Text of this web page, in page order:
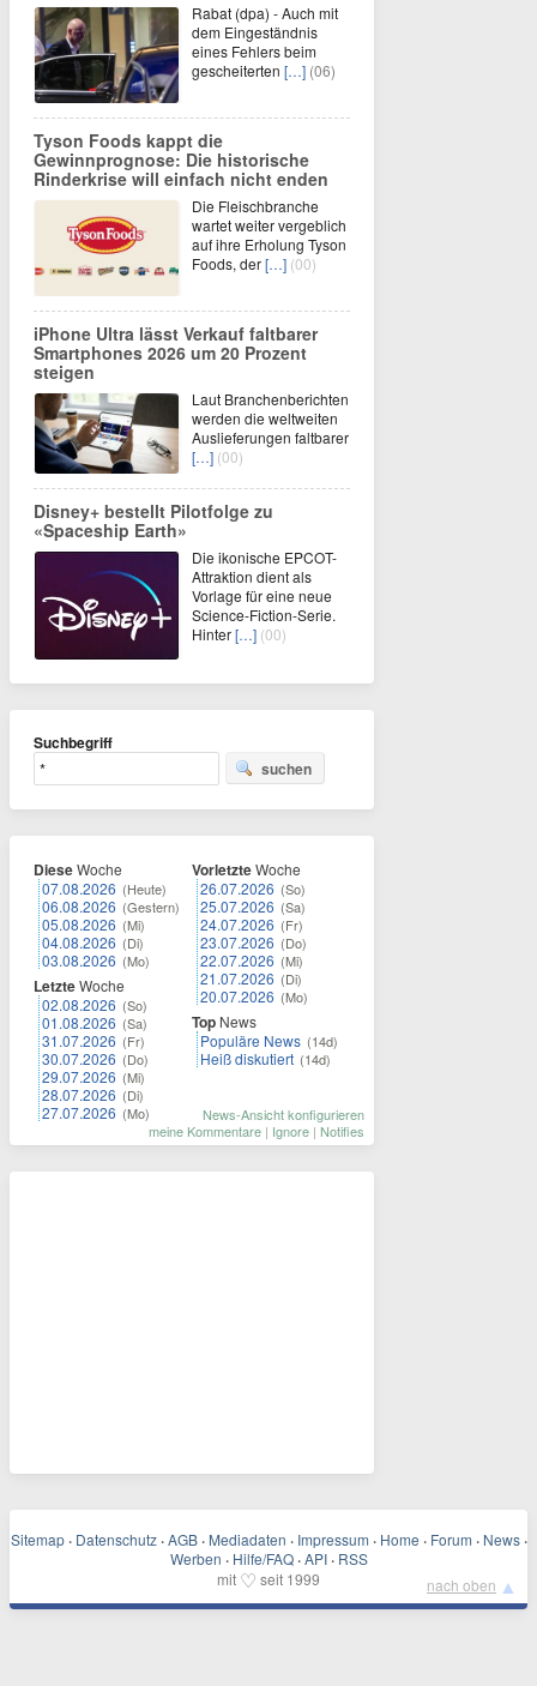
Rabat (dpa) - Auch mit
dem Eingeständnis
eines Fehlers beim
gescheiterten […] (06)
Tyson Foods kappt die
Gewinnprognose: Die historische
Rinderkrise will einfach nicht enden
Die Fleischbranche
wartet weiter vergeblich
auf ihre Erholung Tyson
Foods, der[…] (00)
iPhone Ultra lässt Verkauf faltbarer
Smartphones 2026 um 20 Prozent
steigen
Laut Branchenberichten
werden die weltweiten
Auslieferungen faltbarer
[…] (00)
Disney+ bestellt Pilotfolge zu
«Spaceship Earth»
Die ikonische EPCOT-
Attraktion dient als
Vorlage für eine neue
Science-Fiction-Serie.
Hinter[…] (00)
Suchbegriff
suchen
DieseWoche
07.08.2026 (Heute)
06.08.2026 (Gestern)
05.08.2026 (Mi)
04.08.2026 (Di)
03.08.2026 (Mo)
LetzteWoche
02.08.2026 (So)
01.08.2026 (Sa)
31.07.2026 (Fr)
30.07.2026 (Do)
29.07.2026 (Mi)
28.07.2026 (Di)
27.07.2026 (Mo)
VorletzteWoche
26.07.2026 (So)
25.07.2026 (Sa)
24.07.2026 (Fr)
23.07.2026 (Do)
22.07.2026 (Mi)
21.07.2026 (Di)
20.07.2026 (Mo)
Top News
Populäre News (14d)
Heiß diskutiert (14d)
News-Ansicht konfigurieren
meine Kommentare | Ignore | Notifies
Sitemap · Datenschutz · AGB · Mediadaten · Impressum · Home · Forum · News ·
Werben · Hilfe/FAQ · API · RSS
mit ♡ seit 1999 nach oben ▲